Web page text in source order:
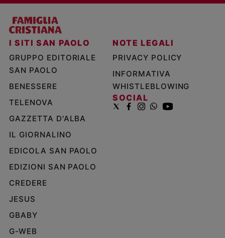
I SITI SAN PAOLO
GRUPPO EDITORIALE
SAN PAOLO
BENESSERE
TELENOVA
GAZZETTA D'ALBA
IL GIORNALINO
EDICOLA SAN PAOLO
EDIZIONI SAN PAOLO
CREDERE
JESUS
GBABY
G-WEB
NOTE LEGALI
PRIVACY POLICY
INFORMATIVA
WHISTLEBLOWING
SOCIAL